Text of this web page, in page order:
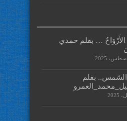
… بقلم حمدي
الشمس.. بقلم